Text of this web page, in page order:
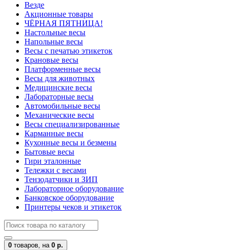
Везде
Акционные товары
ЧЁРНАЯ ПЯТНИЦА!
Настольные весы
Напольные весы
Весы с печатью этикеток
Крановые весы
Платформенные весы
Весы для животных
Медицинские весы
Лабораторные весы
Автомобильные весы
Механические весы
Весы специализированные
Карманные весы
Кухонные весы и безмены
Бытовые весы
Гири эталонные
Тележки с весами
Тензодатчики и ЗИП
Лабораторное оборудование
Банковское оборудование
Принтеры чеков и этикеток
0 товаров, на 0 р.